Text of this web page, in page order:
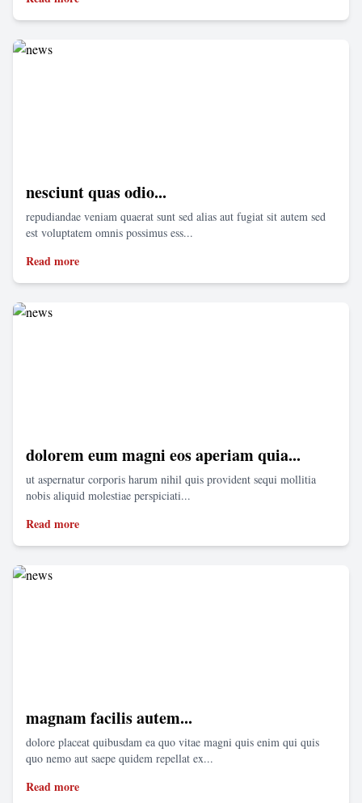
nesciunt quas odio...
repudiandae veniam quaerat sunt sed alias aut fugiat sit autem sed
est voluptatem omnis possimus ess...
Read more
dolorem eum magni eos aperiam quia...
ut aspernatur corporis harum nihil quis provident sequi mollitia
nobis aliquid molestiae perspiciati...
Read more
magnam facilis autem...
dolore placeat quibusdam ea quo vitae magni quis enim qui quis
quo nemo aut saepe quidem repellat ex...
Read more